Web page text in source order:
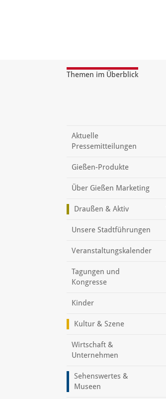
Themen im Überblick
Aktuelle
Pressemitteilungen
Gießen-Produkte
Über Gießen Marketing
Draußen & Aktiv
Unsere Stadtführungen
Veranstaltungskalender
Tagungen und
Kongresse
Kinder
Kultur & Szene
Wirtschaft &
Unternehmen
Sehenswertes &
Museen